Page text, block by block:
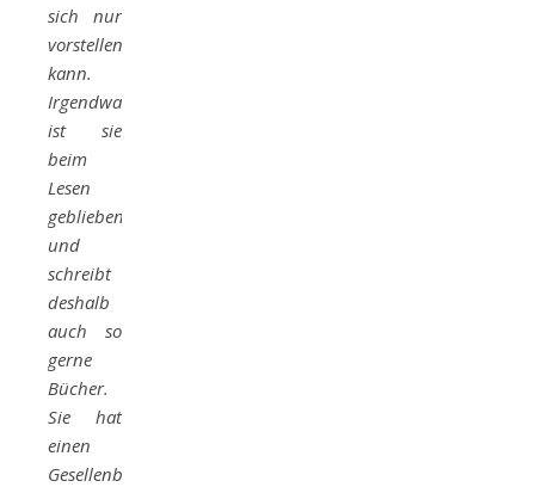
sich nur
vorstellen
kann.
Irgendwann
ist sie
beim
Lesen
geblieben
und
schreibt
deshalb
auch so
gerne
Bücher.
Sie hat
einen
Gesellenbrief